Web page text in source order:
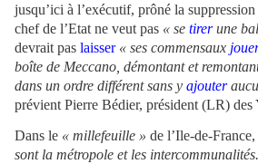
jusqu’ici à l’exécutif, prôné la
chef de l’Etat ne veut pas « se tirerune
devrait pas laisser « ses commensaux
boîte de Meccano, démontant et
dans un ordre différent sans y ajouter
prévient Pierre Bédier, président (LR) des
Dans le « millefeuille » de l’Ile-de-France,
sont la métropole et les